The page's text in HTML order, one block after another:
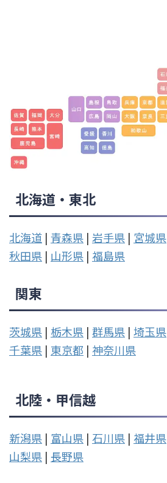
北海道・東北
北海道 | 青森県 | 岩手県 | 宮城県
秋田県 | 山形県 | 福島県
関東
茨城県 | 栃木県 | 群馬県 | 埼玉県
千葉県 | 東京都 | 神奈川県
北陸・甲信越
新潟県 | 富山県 | 石川県 | 福井県
山梨県 | 長野県